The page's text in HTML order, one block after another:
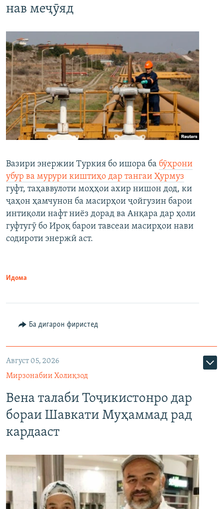
нав меҷӯяд
Вазири энержии Туркия бо ишора ба бӯҳрони
убур ва мурури киштиҳо дар тангаи Ҳурмуз
гуфт, таҳаввулоти моҳҳои ахир нишон дод, ки
ҷаҳон ҳамчунон ба масирҳои ҷойгузин барои
интиқоли нафт ниёз дорад ва Анқара дар ҳоли
гуфтугӯ бо Ироқ барои тавсеаи масирҳои нави
содироти энержӣ аст.
Идома
Ба дигарон фиристед
Август 05, 2026
Мирзонабии Холиқзод
Вена талаби Тоҷикистонро дар
бораи Шавкати Муҳаммад рад
кардааст